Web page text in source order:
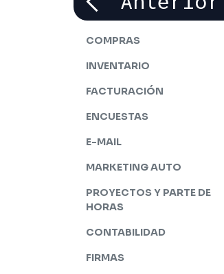
VENTAS
COMPRAS
INVENTARIO
FACTURACIÓN
ENCUESTAS
E-MAIL
MARKETING AUTO
PROYECTOS Y PARTE DE
HORAS
CONTABILIDAD
FIRMAS